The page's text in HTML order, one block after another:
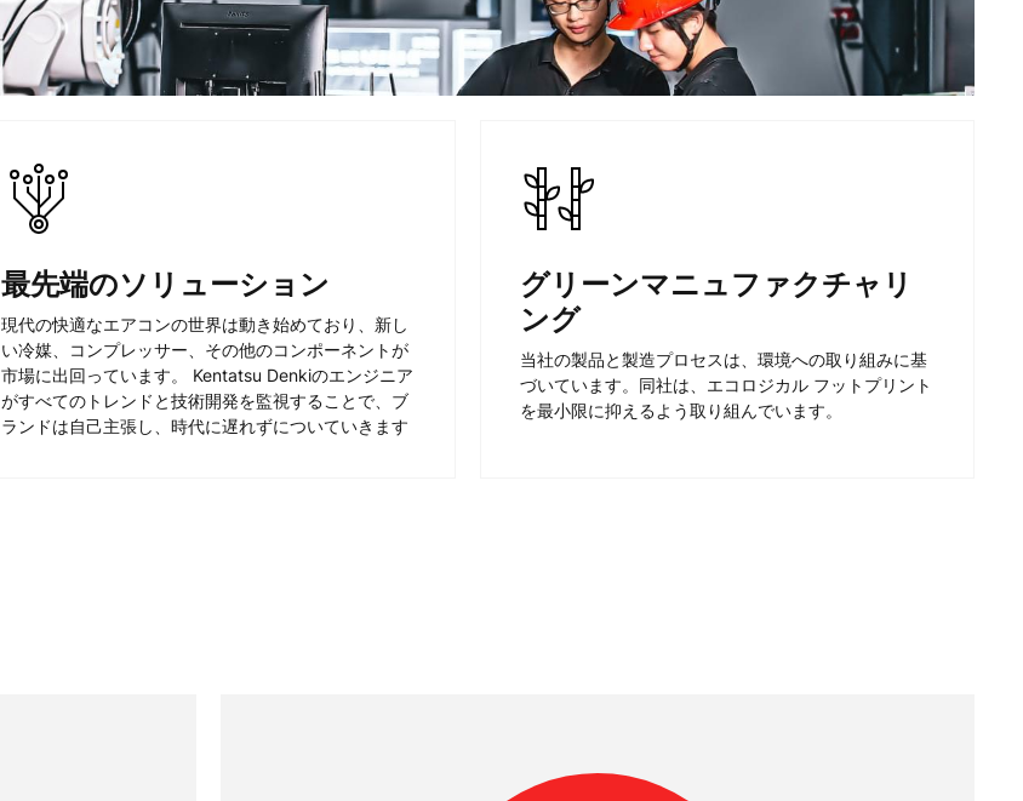
最先端のソリューション
現代の快適なエアコンの世界は動き始めており、新し
い冷媒、コンプレッサー、その他のコンポーネントが
市場に出回っています。 Kentatsu Denkiのエンジニア
がすべてのトレンドと技術開発を監視することで、ブ
ランドは自己主張し、時代に遅れずについていきます
グリーンマニュファクチャリ
ング
当社の製品と製造プロセスは、環境への取り組みに基
づいています。同社は、エコロジカル フットプリント
を最小限に抑えるよう取り組んでいます。